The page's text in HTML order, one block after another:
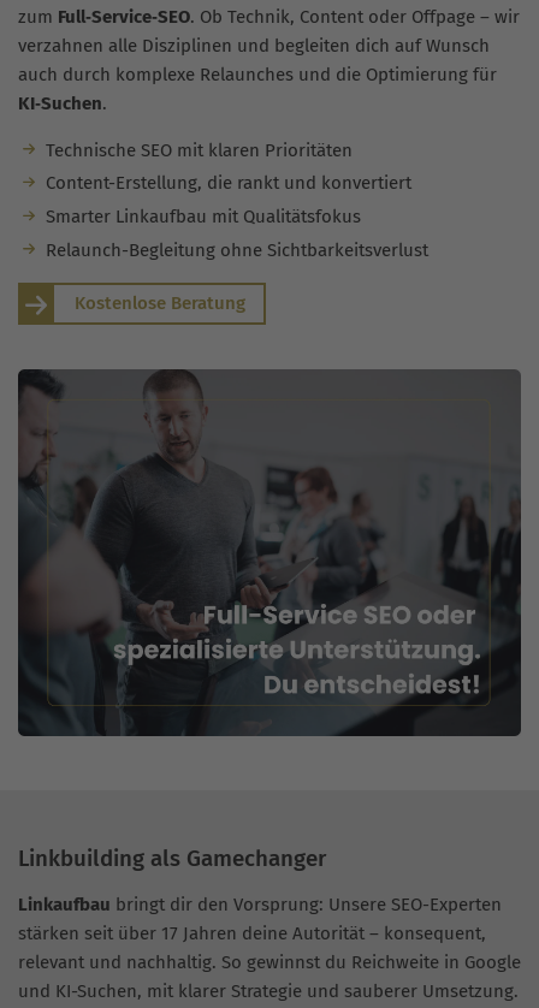
zum Full‑Service‑SEO. Ob Technik, Content oder Offpage – wir
verzahnen alle Disziplinen und begleiten dich auf Wunsch
auch durch komplexe Relaunches und die Optimierung für
KI‑Suchen.
Technische SEO mit klaren Prioritäten
Content-Erstellung, die rankt und konvertiert
Smarter Linkaufbau mit Qualitätsfokus
Relaunch-Begleitung ohne Sichtbarkeitsverlust
Kostenlose Beratung
Linkbuilding als Gamechanger
Linkaufbau bringt dir den Vorsprung: Unsere SEO-Experten
stärken seit über 17 Jahren deine Autorität – konsequent,
relevant und nachhaltig. So gewinnst du Reichweite in Google
und KI-Suchen, mit klarer Strategie und sauberer Umsetzung.